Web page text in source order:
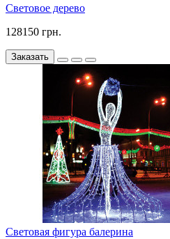
Световое дерево
128150 грн.
Заказать
Световая фигура балерина